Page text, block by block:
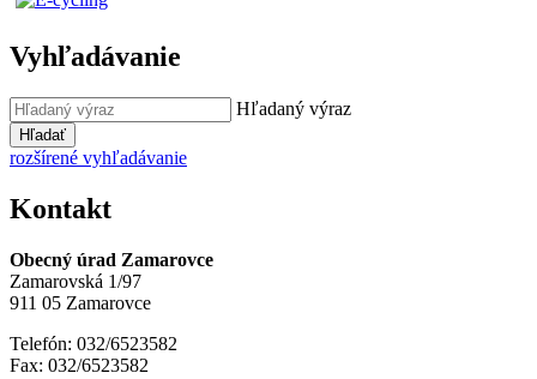
Vyhľadávanie
Hľadaný výraz
Hľadať
rozšírené vyhľadávanie
Kontakt
Obecný úrad Zamarovce
Zamarovská 1/97
911 05 Zamarovce
Telefón: 032/6523582
Fax: 032/6523582